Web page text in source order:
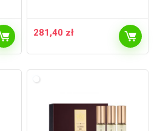
281,40 zł